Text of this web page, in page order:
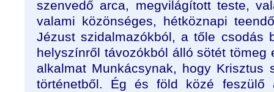
szenvedő arca, megvilágított teste,
valami közönséges, hétköznapi
Jézust szidalmazókból, a tőle csodás
helyszínről távozókból álló sötét tömeg
alkalmat Munkácsynak, hogy Krisztus
történetből. Ég és föld közé feszülő